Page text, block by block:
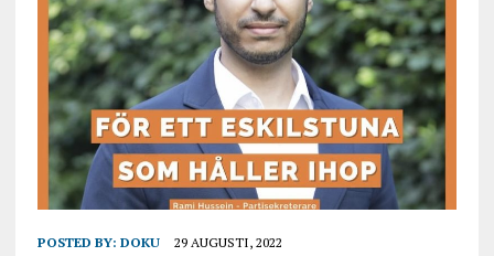
POSTED BY: DOKU 29 AUGUSTI, 2022